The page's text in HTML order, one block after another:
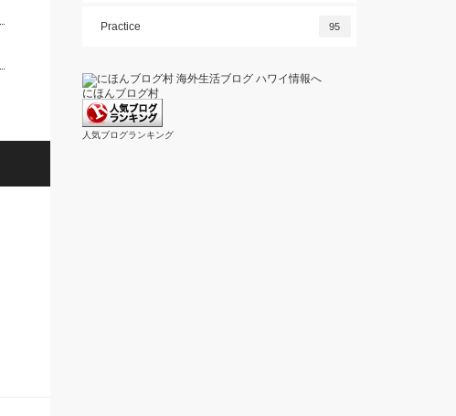
Practice 95
にほんブログ村
人気ブログランキング